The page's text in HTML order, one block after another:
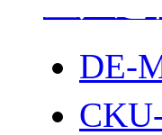
DE-